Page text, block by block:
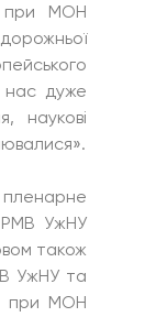
при МОН
нас дуже
наукові
РМВ УжНУ
також
УжНУ та
при МОН